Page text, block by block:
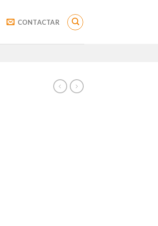
CONTACTAR